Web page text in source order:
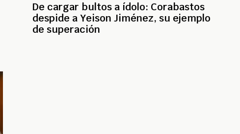
De cargar bultos a ídolo: Corabastos
despide a Yeison Jiménez, su ejemplo
de superación